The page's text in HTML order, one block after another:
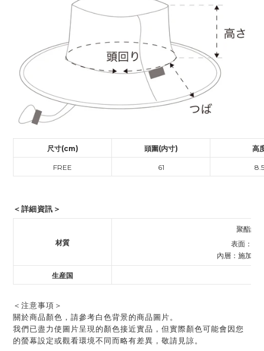
尺寸(cm) 頭圍(内寸) 高
FREE 61 8.5
＜詳細資訊＞
材質
聚酯纖
表面：防
內層：施加防
生産国
＜注意事項＞
關於商品顏色，請參考白色背景的商品圖片。
我們已盡力使圖片呈現的顏色接近實品，但實際顏色可能會因您
的螢幕設定或觀看環境不同而略有差異，敬請見諒。